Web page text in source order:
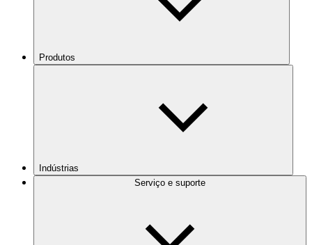
Produtos
Indústrias
Serviço e suporte